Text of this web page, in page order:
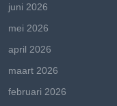
juni 2026
mei 2026
april 2026
maart 2026
februari 2026